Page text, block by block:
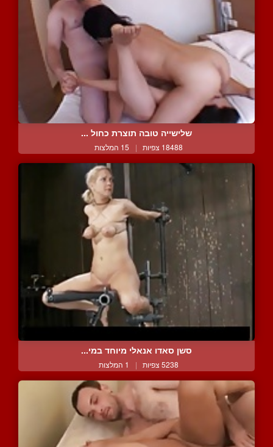
שלישייה טובה תוצרת כחול ...
18488 צפיות | 15 המלצות
סשן סאדו אנאלי מיוחד במי...
5238 צפיות | 1 המלצות